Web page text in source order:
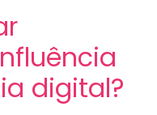
digital?